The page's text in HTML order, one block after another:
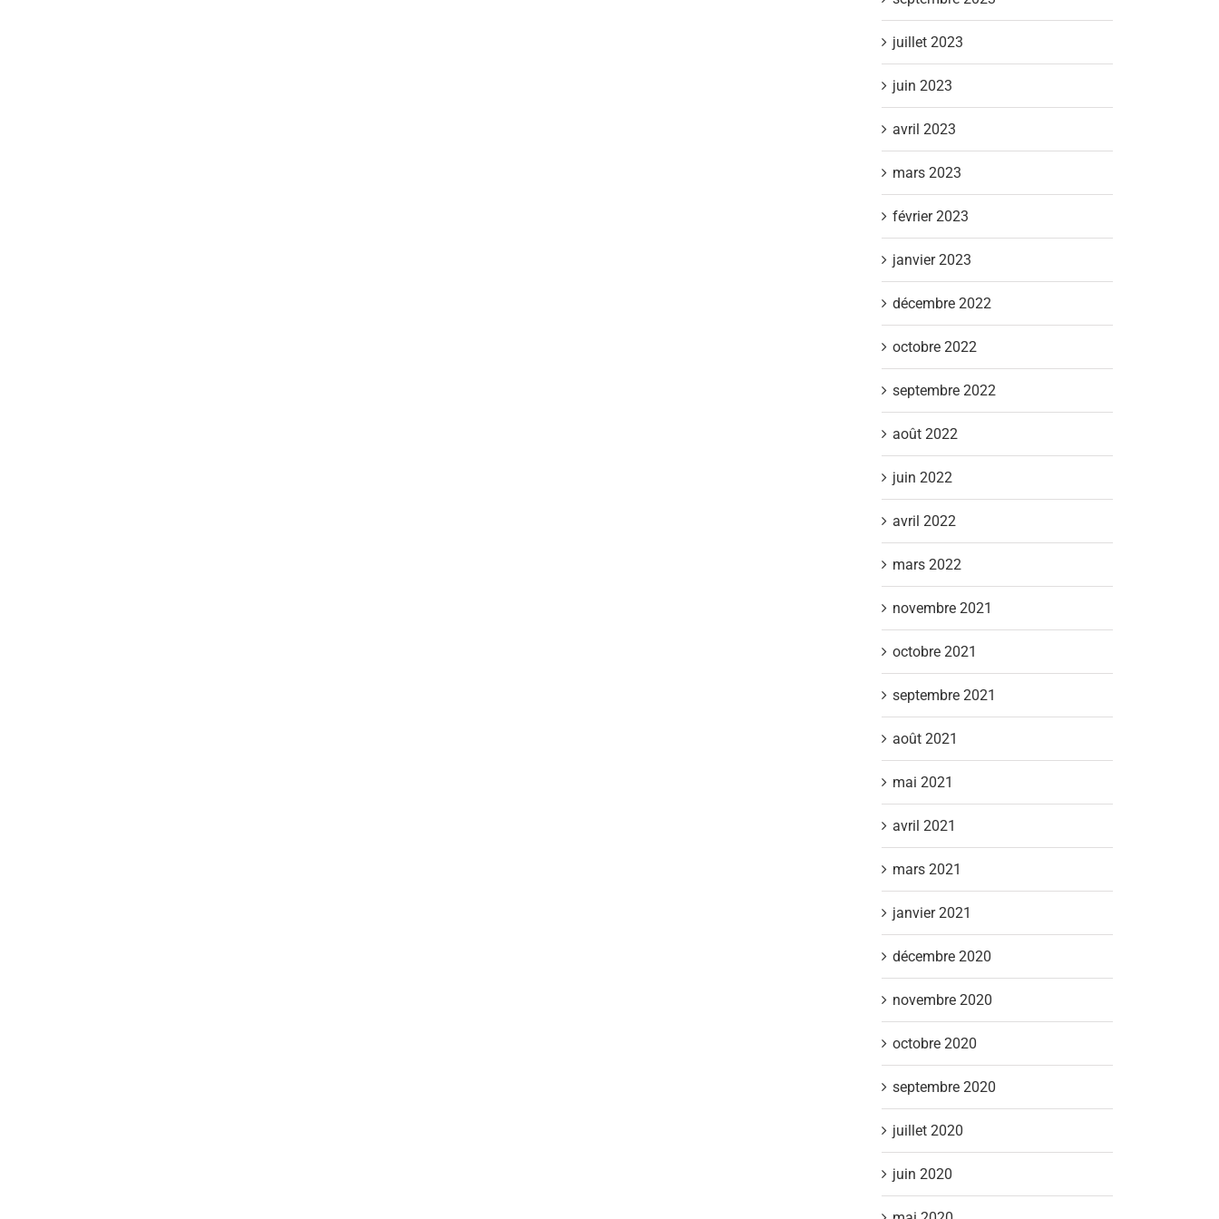
juillet 2023
juin 2023
avril 2023
mars 2023
février 2023
janvier 2023
décembre 2022
octobre 2022
septembre 2022
août 2022
juin 2022
avril 2022
mars 2022
novembre 2021
octobre 2021
septembre 2021
août 2021
mai 2021
avril 2021
mars 2021
janvier 2021
décembre 2020
novembre 2020
octobre 2020
septembre 2020
juillet 2020
juin 2020